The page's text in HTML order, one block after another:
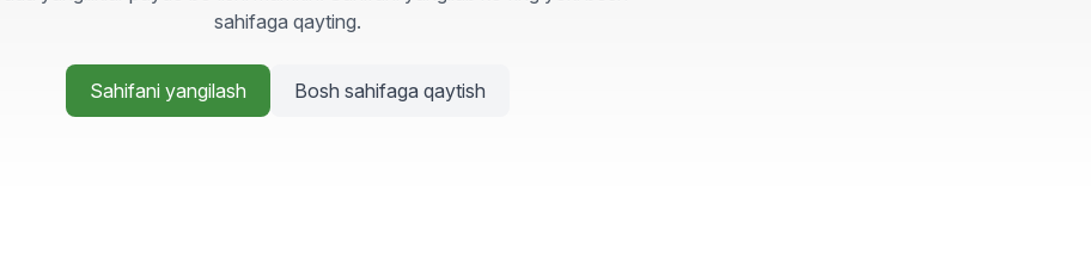
sahifaga qayting.
Sahifani yangilash Bosh sahifaga qaytish